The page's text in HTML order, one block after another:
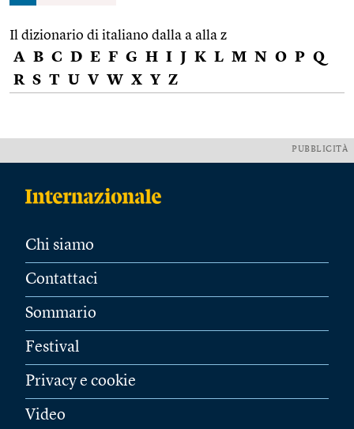
Il dizionario di italiano dalla a alla z
A B C D E F G H I J K L M N O P Q
R S T U V W X Y Z
PUBBLICITÀ
Chi siamo
Contattaci
Sommario
Festival
Privacy e cookie
Video